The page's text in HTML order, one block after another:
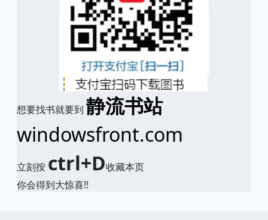
想要找书就要到 静流书站
windowsfront.com
立刻按 ctrl+D收藏本页
你会得到大惊喜!!